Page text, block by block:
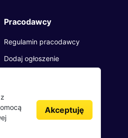
Pracodawcy
Regulamin pracodawcy
Dodaj ogłoszenie
Akceptuję